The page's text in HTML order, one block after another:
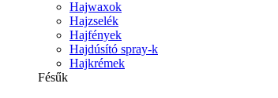
Hajwaxok
Hajzselék
Hajfények
Hajdúsító spray-k
Hajkrémek
Fésűk